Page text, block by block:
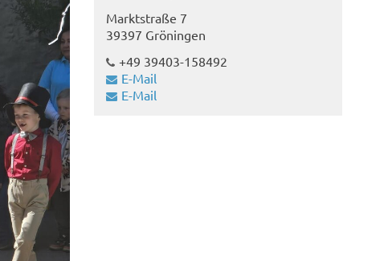
Marktstraße 7
39397 Gröningen
+49 39403-158492
E-Mail
E-Mail